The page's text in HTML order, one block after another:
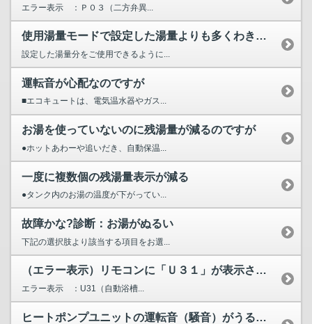
エラー表示 ：Ｐ０３（二方弁異...
使用湯量モードで設定した湯量よりも多くわき上げる。
設定した湯量分をご使用できるように...
運転音が心配なのですが
■エコキュートは、電気温水器やガス...
お湯を使っていないのに残湯量が減るのですが
●ホットあわーや追いだき、自動保温...
一度に複数個の残湯量表示が減る
●タンク内のお湯の温度が下がってい...
故障かな?診断：お湯がぬるい
下記の選択肢より該当する項目をお選...
（エラー表示）リモコンに「Ｕ３１」が表示されています。
エラー表示 ：U31（自動浴槽...
ヒートポンプユニットの運転音（騒音）がうるさい